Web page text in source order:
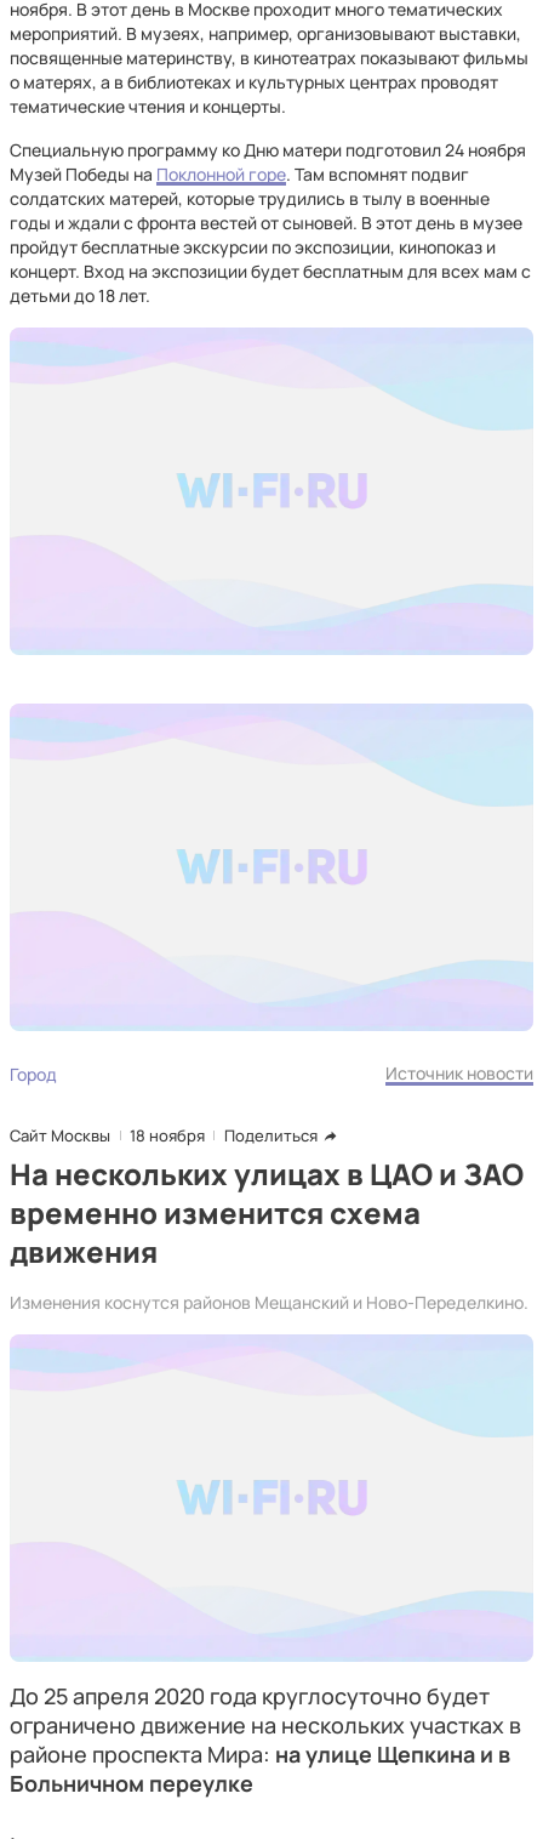
ноября. В этот день в Москве проходит много тематических
мероприятий. В музеях, например, организовывают выставки,
посвященные материнству, в кинотеатрах показывают фильмы
о матерях, а в библиотеках и культурных центрах проводят
тематические чтения и концерты.
Специальную программу ко Дню матери подготовил 24 ноября
Музей Победы на Поклонной горе. Там вспомнят подвиг
солдатских матерей, которые трудились в тылу в военные
годы и ждали с фронта вестей от сыновей. В этот день в музее
пройдут бесплатные экскурсии по экспозиции, кинопоказ и
концерт. Вход на экспозиции будет бесплатным для всех мам с
детьми до 18 лет.
Город Источник новости
Сайт Москвы 18 ноября Поделиться
На нескольких улицах в ЦАО и ЗАО
временно изменится схема
движения
Изменения коснутся районов Мещанский и Ново-Переделкино.
До 25 апреля 2020 года круглосуточно будет
ограничено движение на нескольких участках в
районе проспекта Мира: на улице Щепкина и в
Больничном переулке
.